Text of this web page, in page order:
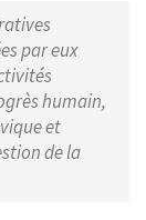
par eux
humain,
et
de la